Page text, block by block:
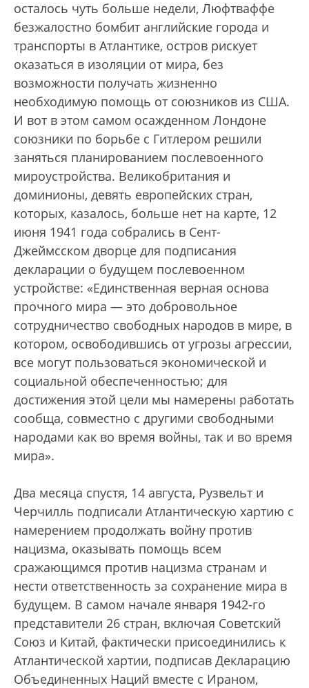
осталось чуть больше недели, Люфтваффе
безжалостно бомбит английские города и
транспорты в Атлантике, остров рискует
оказаться в изоляции от мира, без
возможности получать жизненно
необходимую помощь от союзников из США.
И вот в этом самом осажденном Лондоне
союзники по борьбе с Гитлером решили
заняться планированием послевоенного
мироустройства. Великобритания и
доминионы, девять европейских стран,
которых, казалось, больше нет на карте, 12
июня 1941 года собрались в Сент-
Джеймсском дворце для подписания
декларации о будущем послевоенном
устройстве: «Единственная верная основа
прочного мира — это добровольное
сотрудничество свободных народов в мире, в
котором, освободившись от угрозы агрессии,
все могут пользоваться экономической и
социальной обеспеченностью; для
достижения этой цели мы намерены работать
сообща, совместно с другими свободными
народами как во время войны, так и во время
мира».
Два месяца спустя, 14 августа, Рузвельт и
Черчилль подписали Атлантическую хартию с
намерением продолжать войну против
нацизма, оказывать помощь всем
сражающимся против нацизма странам и
нести ответственность за сохранение мира в
будущем. В самом начале января 1942-го
представители 26 стран, включая Советский
Союз и Китай, фактически присоединились к
Атлантической хартии, подписав Декларацию
Объединенных Наций вместе с Ираном,